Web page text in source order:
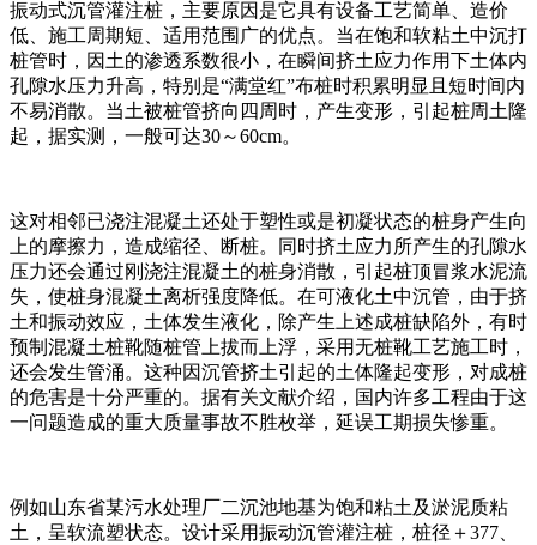
振动式沉管灌注桩，主要原因是它具有设备工艺简单、造价
低、施工周期短、适用范围广的优点。当在饱和软粘土中沉打
桩管时，因土的渗透系数很小，在瞬间挤土应力作用下土体内
孔隙水压力升高，特别是“满堂红”布桩时积累明显且短时间内
不易消散。当土被桩管挤向四周时，产生变形，引起桩周土隆
起，据实测，一般可达30～60cm。
这对相邻已浇注混凝土还处于塑性或是初凝状态的桩身产生向
上的摩擦力，造成缩径、断桩。同时挤土应力所产生的孔隙水
压力还会通过刚浇注混凝土的桩身消散，引起桩顶冒浆水泥流
失，使桩身混凝土离析强度降低。在可液化土中沉管，由于挤
土和振动效应，土体发生液化，除产生上述成桩缺陷外，有时
预制混凝土桩靴随桩管上拔而上浮，采用无桩靴工艺施工时，
还会发生管涌。这种因沉管挤土引起的土体隆起变形，对成桩
的危害是十分严重的。据有关文献介绍，国内许多工程由于这
一问题造成的重大质量事故不胜枚举，延误工期损失惨重。
例如山东省某污水处理厂二沉池地基为饱和粘土及淤泥质粘
土，呈软流塑状态。设计采用振动沉管灌注桩，桩径＋377、